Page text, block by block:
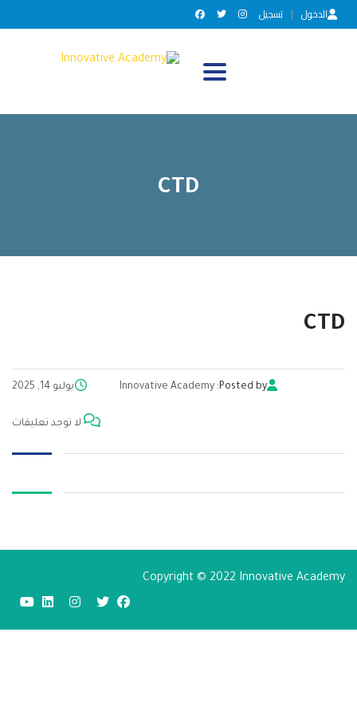
الدخول تسجيل
CTD
CTD
يوليو 14, 2025 Posted by:
Innovative Academy
لا توجد تعليقات
Copyright © 2022 Innovative Academy